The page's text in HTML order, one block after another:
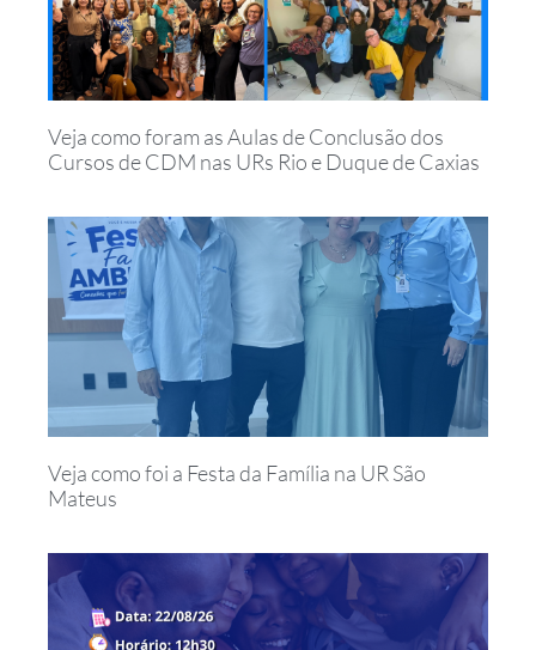
Veja como foram as Aulas de Conclusão dos
Cursos de CDM nas URs Rio e Duque de Caxias
Veja como foi a Festa da Família na UR São
Mateus